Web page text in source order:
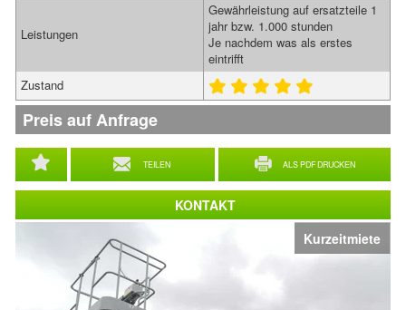
Kurzeitmiete
TEILEN ALS PDF DRUCKEN
Leistungen
Gewährleistung auf ersatzteile 1
jahr bzw. 1.000 stunden
Je nachdem was als erstes
eintrifft
Zustand
Preis auf Anfrage
KONTAKT